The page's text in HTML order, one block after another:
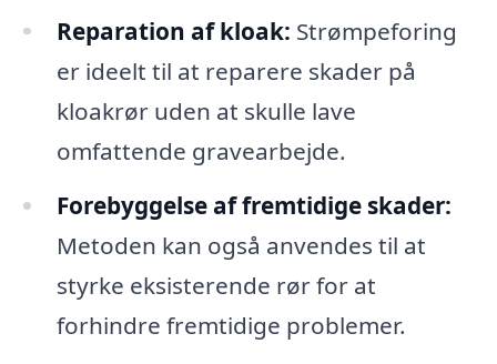
Reparation af kloak: Strømpeforing
er ideelt til at reparere skader på
kloakrør uden at skulle lave
omfattende gravearbejde.
Forebyggelse af fremtidige skader:
Metoden kan også anvendes til at
styrke eksisterende rør for at
forhindre fremtidige problemer.